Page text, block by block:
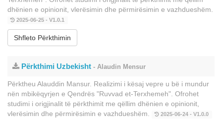
dhënien e opinionit, vlerësimin dhe përmirësimin e vazhdueshëm.
2025-06-25 - V1.0.1
Shfleto Përkthimin
Përkthimi Uzbekisht - Alaudin Mensur
Përktheu Alauddin Mansur. Realizimi i kësaj vepre u bë i mundur
nën mbikëqyrjen e Qendrës "Ruvvad et-Terxhemeh". Ofrohet
studimi i origjinalit të përkthimit me qëllim dhënien e opinionit,
vlerësimin dhe përmirësimin e vazhdueshëm.
2025-06-24 - V1.0.0